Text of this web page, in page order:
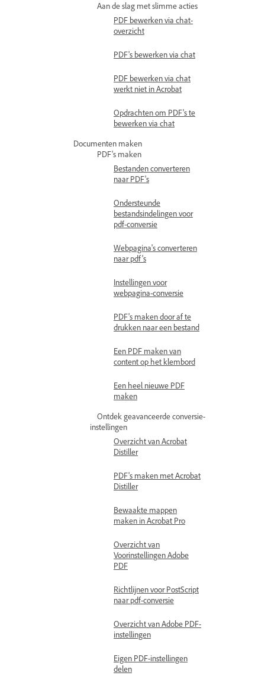
Aan de slag met slimme acties
PDF bewerken via chat-
overzicht
PDF's bewerken via chat
PDF bewerken via chat
werkt niet in Acrobat
Opdrachten om PDF's te
bewerken via chat
Documenten maken
PDF's maken
Bestanden converteren
naar PDF's
Ondersteunde
bestandsindelingen voor
pdf-conversie
Webpagina's converteren
naar pdf's
Instellingen voor
webpagina-conversie
PDF's maken door af te
drukken naar een bestand
Een PDF maken van
content op het klembord
Een heel nieuwe PDF
maken
Ontdek geavanceerde conversie-
instellingen
Overzicht van Acrobat
Distiller
PDF's maken met Acrobat
Distiller
Bewaakte mappen
maken in Acrobat Pro
Overzicht van
Voorinstellingen Adobe
PDF
Richtlijnen voor PostScript
naar pdf-conversie
Overzicht van Adobe PDF-
instellingen
Eigen PDF-instellingen
delen